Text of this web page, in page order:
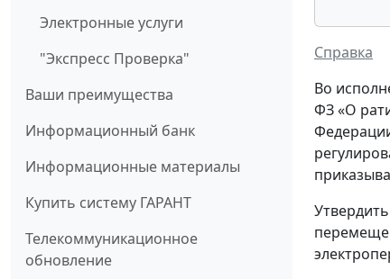
Электронные услуги
"Экспресс Проверка"
Ваши преимущества
Информационный банк
Информационные материалы
Купить систему ГАРАНТ
Телекоммуникационное
обновление
Справка
Во
ФЗ «О